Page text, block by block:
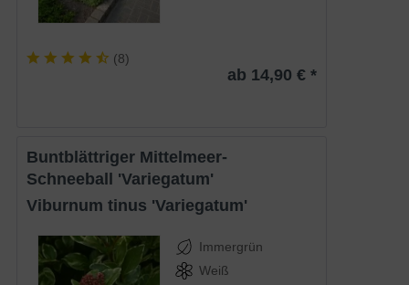
(8)
ab 14,90 € *
Buntblättriger Mittelmeer-
Schneeball 'Variegatum'
Viburnum tinus 'Variegatum'
Immergrün
Weiß